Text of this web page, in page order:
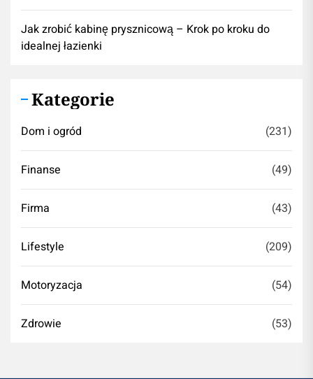
Jak zrobić kabinę prysznicową – Krok po kroku do
idealnej łazienki
Kategorie
Dom i ogród (231)
Finanse (49)
Firma (43)
Lifestyle (209)
Motoryzacja (54)
Zdrowie (53)